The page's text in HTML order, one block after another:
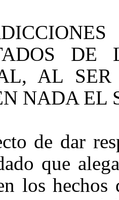
AL
NADA EL
de dar
que
los